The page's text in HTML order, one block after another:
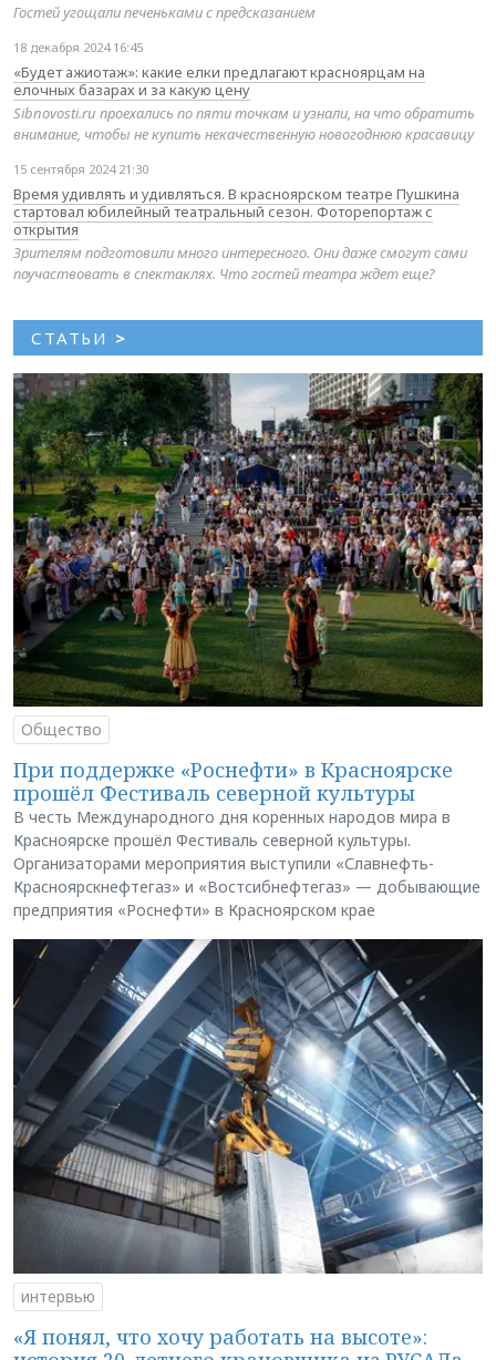
Гостей угощали печеньками с предсказанием
18 декабря 2024 16:45
«Будет ажиотаж»: какие елки предлагают красноярцам на
елочных базарах и за какую цену
Sibnovosti.ru проехались по пяти точкам и узнали, на что обратить
внимание, чтобы не купить некачественную новогоднюю красавицу
15 сентября 2024 21:30
Время удивлять и удивляться. В красноярском театре Пушкина
стартовал юбилейный театральный сезон. Фоторепортаж с
открытия
Зрителям подготовили много интересного. Они даже смогут сами
поучаствовать в спектаклях. Что гостей театра ждет еще?
СТАТЬИ >
Общество
При поддержке «Роснефти» в Красноярске
прошёл Фестиваль северной культуры
В честь Международного дня коренных народов мира в
Красноярске прошёл Фестиваль северной культуры.
Организаторами мероприятия выступили «Славнефть-
Красноярскнефтегаз» и «Востсибнефтегаз» — добывающие
предприятия «Роснефти» в Красноярском крае
интервью
«Я понял, что хочу работать на высоте»: